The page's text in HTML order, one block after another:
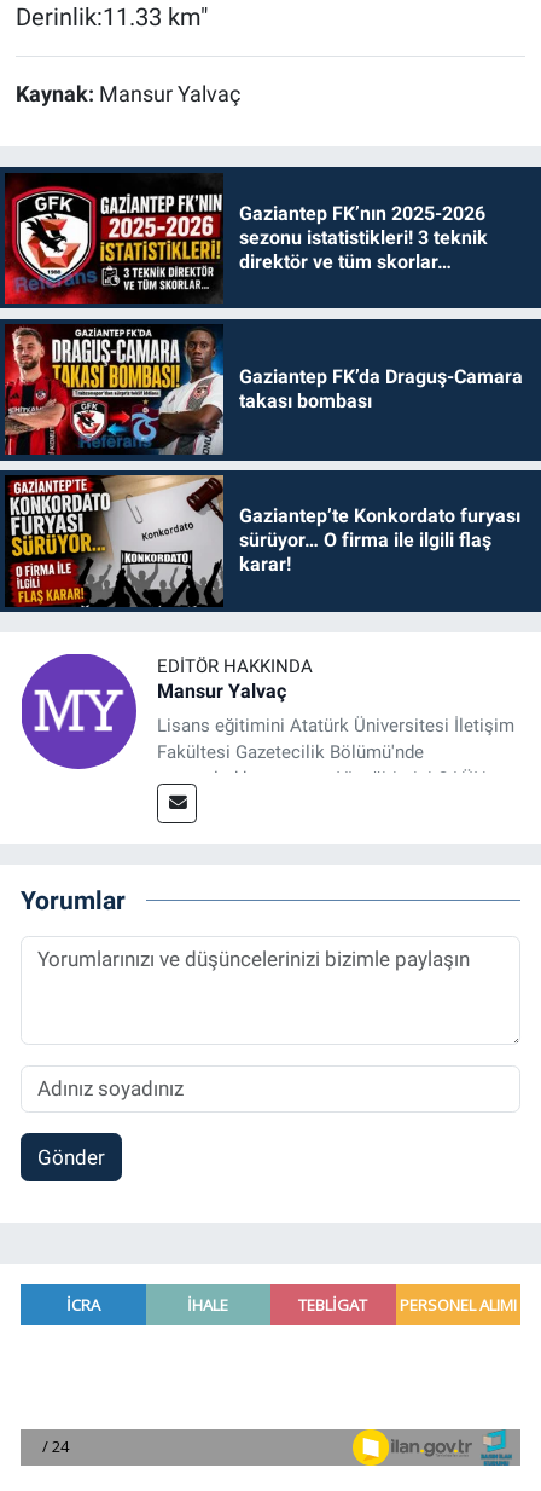
Derinlik:11.33 km"
Kaynak: Mansur Yalvaç
Gaziantep FK’nın 2025-2026
sezonu istatistikleri! 3 teknik
direktör ve tüm skorlar…
Gaziantep FK’da Draguş-Camara
takası bombası
Gaziantep’te Konkordato furyası
sürüyor… O firma ile ilgili flaş
karar!
EDITÖR HAKKINDA
Mansur Yalvaç
Lisans eğitimini Atatürk Üniversitesi İletişim
Fakültesi Gazetecilik Bölümü'nde
tamamladıktan sonra, YL eğitimini GAÜN
Sosyal Bilimler Enstitüsü'nde İletişim ve T. D.
Spor, Sağlık ve Ekonomi Editörü olarak
sürdürmektedir.
Yorumlar
Gönder